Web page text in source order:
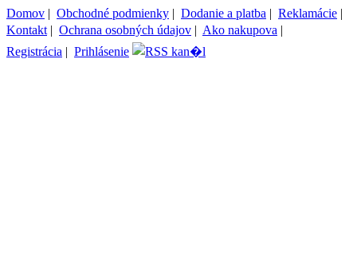
Domov | Obchodné podmienky | Dodanie a platba | Reklamácie |
Kontakt | Ochrana osobných údajov | Ako nakupova |
Registrácia | Prihlásenie